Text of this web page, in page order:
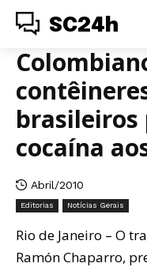
SC24h
brasileiros
cocaína
Abril/2010
Editorias Notícias Gerais
Rio de Janeiro – O
Ramón Chaparro,